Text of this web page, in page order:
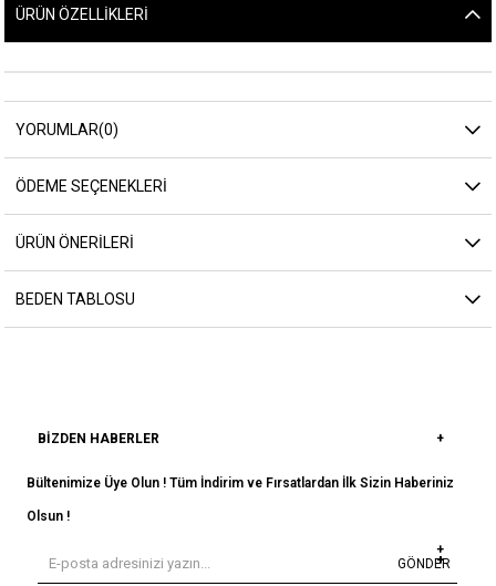
ÜRÜN ÖZELLIKLERI
YORUMLAR(0)
ÖDEME SEÇENEKLERI
ÜRÜN ÖNERILERI
BEDEN TABLOSU
BIZDEN HABERLER
Bültenimize Üye Olun ! Tüm İndirim ve Fırsatlardan İlk Sizin Haberiniz
Olsun !
GÖNDER